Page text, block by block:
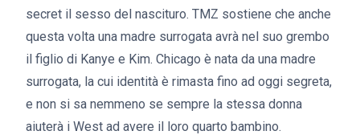
secret il sesso del nascituro. TMZ sostiene che anche
questa volta una madre surrogata avrà nel suo grembo
il figlio di Kanye e Kim. Chicago è nata da una madre
surrogata, la cui identità è rimasta fino ad oggi segreta,
e non si sa nemmeno se sempre la stessa donna
aiuterà i West ad avere il loro quarto bambino.